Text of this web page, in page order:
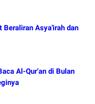
Beraliran Asya'irah dan
Al-Qur’an di Bulan